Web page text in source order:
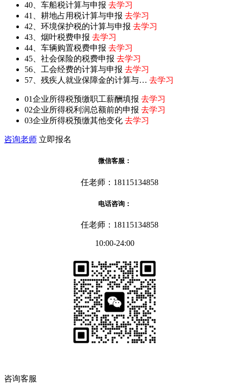
40、车船税计算与申报 去学习
41、耕地占用税计算与申报 去学习
42、环境保护税的计算与申报 去学习
43、烟叶税费申报 去学习
44、车辆购置税费申报 去学习
45、社会保险的税费申报 去学习
56、工会经费的计算与申报 去学习
57、残疾人就业保障金的计算与… 去学习
01企业所得税预缴职工薪酬填报 去学习
02企业所得税利润总额前的申报 去学习
03企业所得税预缴其他变化 去学习
咨询老师 立即报名
微信客服：
任老师：18115134858
电话咨询：
任老师：18115134858
10:00-24:00
咨询客服